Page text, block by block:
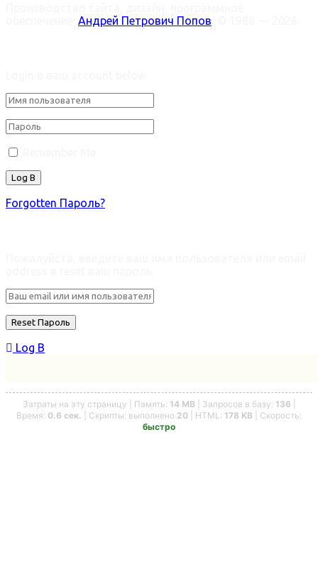
Андрей Петрович Попов
Forgotten Пароль?
Log В
Затраты на эту страницу | Память: 14 MB | Запросов в базу: 136
Время: 0.6 сек. | Скрипты: выполнено 20 | HTML: 178 KB | Скорость:
быстро